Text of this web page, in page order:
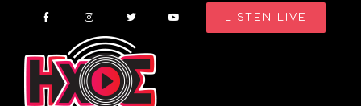
content
LISTEN LIVE